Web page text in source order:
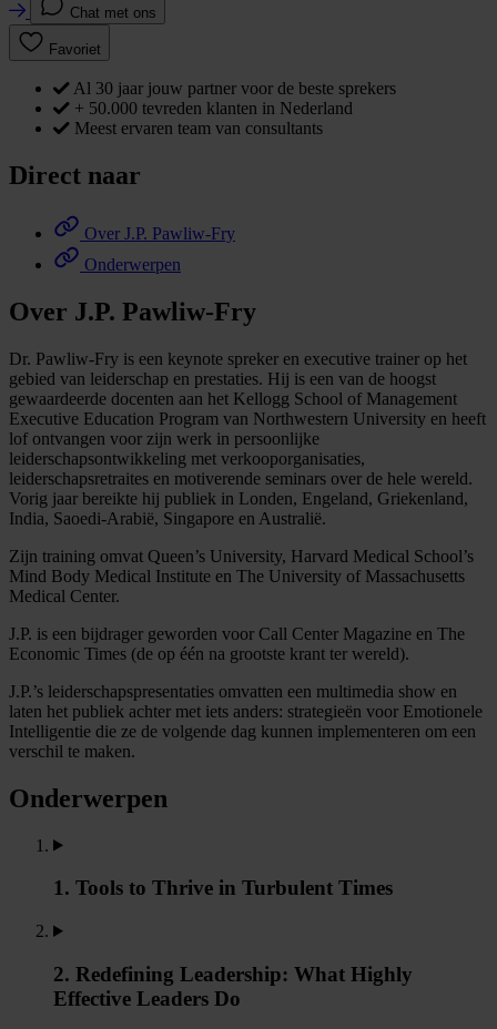
Chat met ons
Favoriet
Al 30 jaar jouw partner voor de beste sprekers
+ 50.000 tevreden klanten in Nederland
Meest ervaren team van consultants
Direct naar
Over J.P. Pawliw-Fry
Onderwerpen
Over J.P. Pawliw-Fry
Dr. Pawliw-Fry is een keynote spreker en executive trainer op het
gebied van leiderschap en prestaties. Hij is een van de hoogst
gewaardeerde docenten aan het Kellogg School of Management
Executive Education Program van Northwestern University en heeft
lof ontvangen voor zijn werk in persoonlijke
leiderschapsontwikkeling met verkooporganisaties,
leiderschapsretraites en motiverende seminars over de hele wereld.
Vorig jaar bereikte hij publiek in Londen, Engeland, Griekenland,
India, Saoedi-Arabië, Singapore en Australië.
Zijn training omvat Queen’s University, Harvard Medical School’s
Mind Body Medical Institute en The University of Massachusetts
Medical Center.
J.P. is een bijdrager geworden voor Call Center Magazine en The
Economic Times (de op één na grootste krant ter wereld).
J.P.’s leiderschapspresentaties omvatten een multimedia show en
laten het publiek achter met iets anders: strategieën voor Emotionele
Intelligentie die ze de volgende dag kunnen implementeren om een
verschil te maken.
Onderwerpen
1. Tools to Thrive in Turbulent Times
2. Redefining Leadership: What Highly
Effective Leaders Do